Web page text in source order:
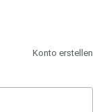
Konto erstellen